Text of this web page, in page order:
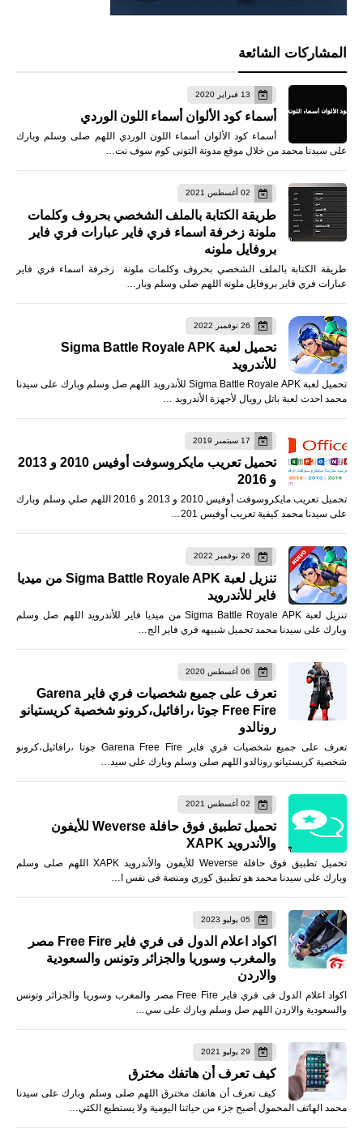
المشاركات الشائعة
13 فبراير 2020
أسماء كود الألوان أسماء اللون الوردي
أسماء كود الألوان أسماء اللون الوردي اللهم صلى وسلم وبارك
على سيدنا محمد من خلال موقع مدونة التونى كوم سوف نت…
02 أغسطس 2021
طريقة الكتابة بالملف الشخصي بحروف وكلمات
ملونة زخرفة اسماء فري فاير عبارات فري فاير
بروفايل ملونه
طريقة الكتابة بالملف الشخصي بحروف وكلمات ملونة زخرفة اسماء فري فاير
عبارات فري فاير بروفايل ملونه اللهم صلى وسلم وبار…
26 نوفمبر 2022
تحميل لعبة Sigma Battle Royale APK
للأندرويد
تحميل لعبة Sigma Battle Royale APK للأندرويد اللهم صل وسلم وبارك على سيدنا
محمد احدث لعبة باتل رويال لأجهزة الأندرويد …
17 سبتمبر 2019
تحميل تعريب مايكروسوفت أوفيس 2010 و 2013
و 2016
تحميل تعريب مايكروسوفت أوفيس 2010 و 2013 و 2016 اللهم صلي وسلم وبارك
على سيدنا محمد كيفية تعريب أوفيس 201…
26 نوفمبر 2022
تنزيل لعبة Sigma Battle Royale APK من ميديا
فاير للأندرويد
تنزيل لعبة Sigma Battle Royale APK من ميديا فاير للأندرويد اللهم صل وسلم
وبارك على سيدنا محمد تحميل شبيهه فري فاير الج…
06 أغسطس 2020
تعرف على جميع شخصيات فري فاير Garena
Free Fire جوتا ،رافائيل،كرونو شخصية كريستيانو
رونالدو
تعرف على جميع شخصيات فري فاير Garena Free Fire جوتا ،رافائيل،كرونو
شخصية كريستيانو رونالدو اللهم صلى وسلم وبارك على سيد…
02 أغسطس 2021
تحميل تطبيق فوق حافلة Weverse للأيفون
والأندرويد XAPK
تحميل تطبيق فوق حافلة Weverse للأيفون والأندرويد XAPK اللهم صلى وسلم
وبارك على سيدنا محمد هو تطبيق كوري ومنصة فى نفس ا…
05 يوليو 2023
اكواد اعلام الدول فى فري فاير Free Fire مصر
والمغرب وسوريا والجزائر وتونس والسعودية
والاردن
اكواد اعلام الدول فى فري فاير Free Fire مصر والمغرب وسوريا والجزائر وتونس
والسعودية والاردن اللهم صل وسلم وبارك على سي…
29 يوليو 2021
كيف تعرف أن هاتفك مخترق
كيف تعرف أن هاتفك مخترق اللهم صلى وسلم وبارك على سيدنا
محمد الهاتف المحمول أصبح جزء من حياتنا اليومية ولا يستطيع الكثي…